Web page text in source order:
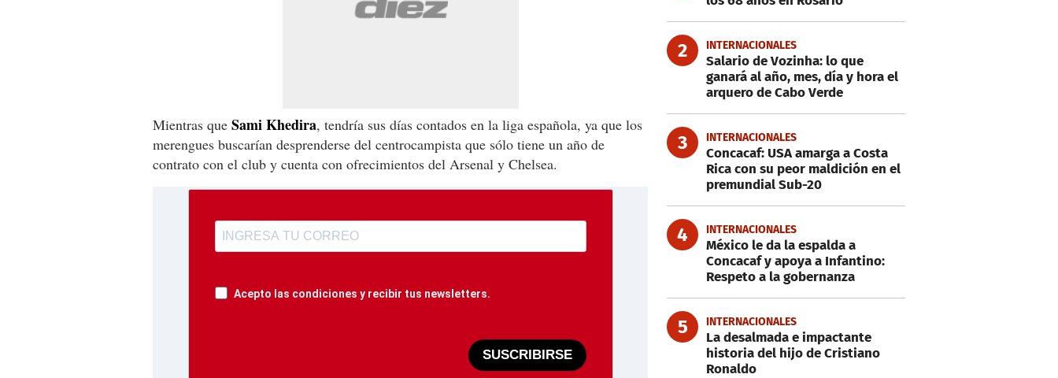
Mientras que Sami Khedira, tendría sus días contados en la liga española, ya que los
merengues buscarían desprenderse del centrocampista que sólo tiene un año de
contrato con el club y cuenta con ofrecimientos del Arsenal y Chelsea.
Acepto las condiciones y recibir tus newsletters.
SUSCRIBIRSE
2 INTERNACIONALES
Salario de Vozinha: lo que
ganará al año, mes, día y hora el
arquero de Cabo Verde
3 INTERNACIONALES
Concacaf: USA amarga a Costa
Rica con su peor maldición en el
premundial Sub-20
4 INTERNACIONALES
México le da la espalda a
Concacaf y apoya a Infantino:
Respeto a la gobernanza
5 INTERNACIONALES
La desalmada e impactante
historia del hijo de Cristiano
Ronaldo